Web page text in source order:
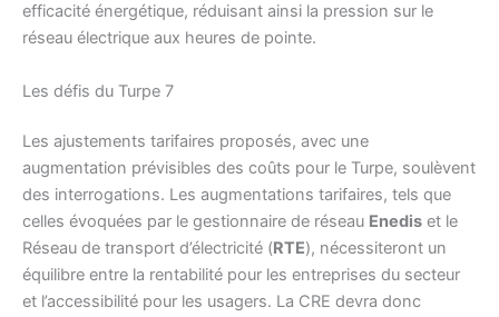
efficacité énergétique, réduisant ainsi la pression sur le
réseau électrique aux heures de pointe.
Les défis du Turpe 7
Les ajustements tarifaires proposés, avec une
augmentation prévisibles des coûts pour le Turpe, soulèvent
des interrogations. Les augmentations tarifaires, tels que
celles évoquées par le gestionnaire de réseau Enedis et le
Réseau de transport d’électricité (RTE), nécessiteront un
équilibre entre la rentabilité pour les entreprises du secteur
et l’accessibilité pour les usagers. La CRE devra donc